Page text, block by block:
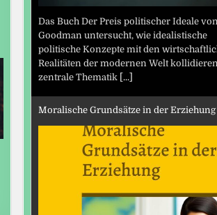
Das Buch Der Preis politischer Ideale
Goodman untersucht, wie idealistische
politische Konzepte mit den
Realitäten der modernen Welt
zentrale Thematik [...]
Moralische Grundsätze in der Erziehung